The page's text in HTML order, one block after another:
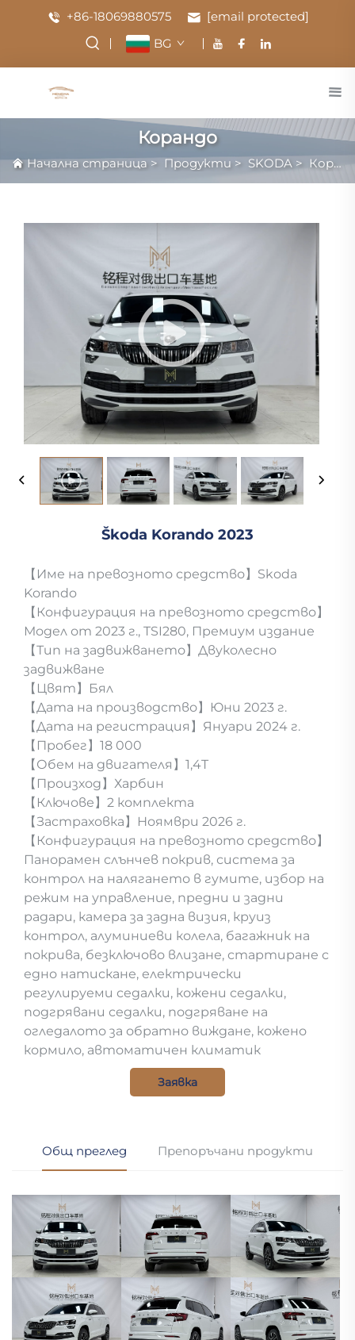
+86-18069880575
[email protected]
BG
Корандо
Начална страница > Продукти > SKODA > Корандо
Škoda Korando 2023
【Име на превозното средство】Skoda
Korando
【Конфигурация на превозното средство】
Модел от 2023 г., TSI280, Премиум издание
【Тип на задвижването】Двуколесно
задвижване
【Цвят】Бял
【Дата на производство】Юни 2023 г.
【Дата на регистрация】Януари 2024 г.
【Пробег】18 000
【Обем на двигателя】1,4T
【Произход】Харбин
【Ключове】2 комплекта
【Застраховка】Ноямври 2026 г.
【Конфигурация на превозното средство】
Панорамен слънчев покрив, система за
контрол на налягането в гумите, избор на
режим на управление, предни и задни
радари, камера за задна визия, круиз
контрол, алуминиеви колела, багажник на
покрива, безключово влизане, стартиране с
едно натискане, електрически
регулируеми седалки, кожени седалки,
подгрявани седалки, подгряване на
огледалото за обратно виждане, кожено
кормило, автоматичен климатик
Заявка
Общ преглед Препоръчани продукти